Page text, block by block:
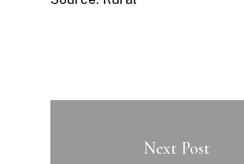
Next Post